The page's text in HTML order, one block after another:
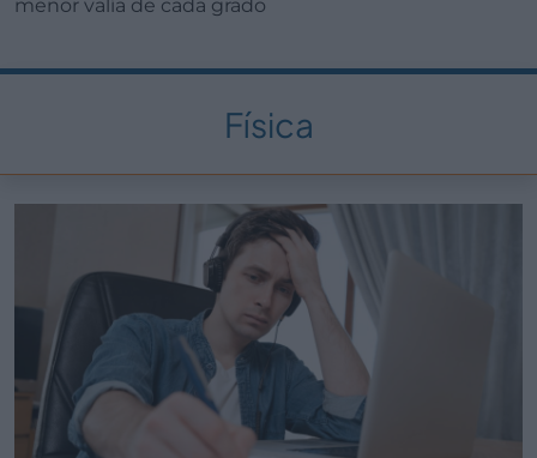
menor valía de cada grado
Física